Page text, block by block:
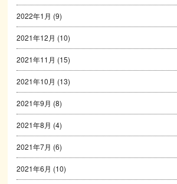
2022年1月 (9)
2021年12月 (10)
2021年11月 (15)
2021年10月 (13)
2021年9月 (8)
2021年8月 (4)
2021年7月 (6)
2021年6月 (10)